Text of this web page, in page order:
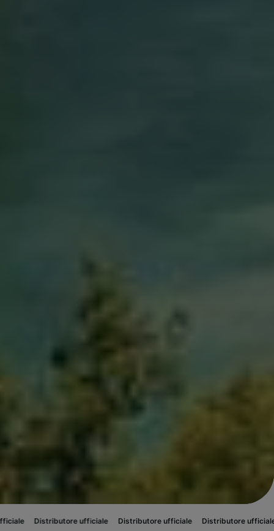
ufficiale Distributore ufficiale Distributore ufficiale